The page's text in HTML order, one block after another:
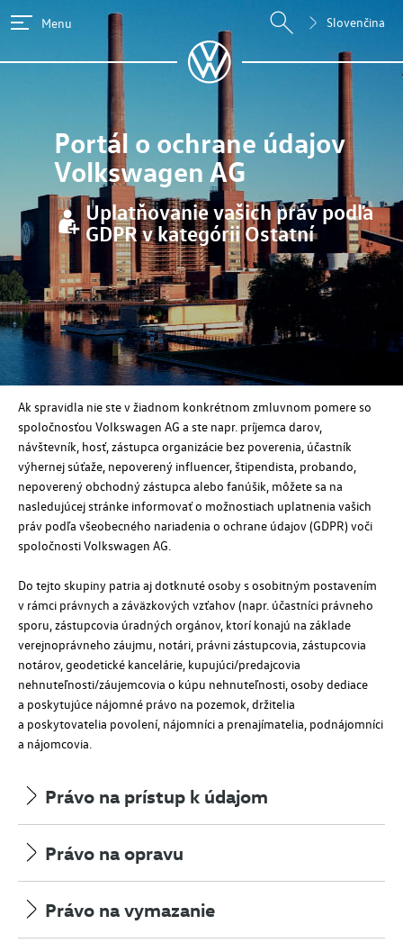
Menu Slovenčina
Portál o ochrane údajov
Volkswagen AG
Uplatňovanie vašich práv podľa
GDPR v kategórii Ostatní
Ak spravidla nie ste v žiadnom konkrétnom zmluvnom pomere so
spoločnosťou Volkswagen AG a ste napr. príjemca darov,
návštevník, hosť, zástupca organizácie bez poverenia, účastník
výhernej súťaže, nepoverený influencer, štipendista, probando,
nepoverený obchodný zástupca alebo fanúšik, môžete sa na
nasledujúcej stránke informovať o možnostiach uplatnenia vašich
práv podľa všeobecného nariadenia o ochrane údajov (GDPR) voči
spoločnostiVolkswagen AG
Do tejto skupiny patria aj dotknuté osoby s osobitným postavením
v rámci právnych a záväzkových vzťahov (napr. účastníci právneho
sporu, zástupcovia úradných orgánov, ktorí konajú na základe
verejnoprávneho záujmu, notári, právni zástupcovia, zástupcovia
notárov, geodetické kancelárie, kupujúci/predajcovia
nehnuteľnosti/záujemcovia o kúpu nehnuteľnosti, osoby dediace
a poskytujúce nájomné právo na pozemok, držitelia
a poskytovatelia povolení, nájomníci a prenajímatelia, podnájomníci
a nájomcovia.
Právo na prístup k údajom
Právo na opravu
Právo na vymazanie